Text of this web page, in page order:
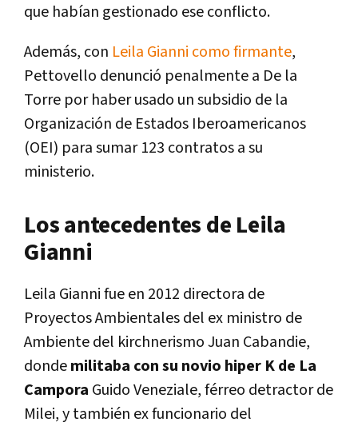
que habían gestionado ese conflicto.
Además, con Leila Gianni como firmante,
Pettovello denunció penalmente a De la
Torre por haber usado un subsidio de la
Organización de Estados Iberoamericanos
(OEI) para sumar 123 contratos a su
ministerio.
Los antecedentes de Leila
Gianni
Leila Gianni fue en 2012 directora de
Proyectos Ambientales del ex ministro de
Ambiente del kirchnerismo Juan Cabandie,
dondemilitaba con su novio hiper K de La
Campora Guido Veneziale, férreo detractor de
Milei, y también ex funcionario del